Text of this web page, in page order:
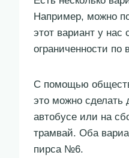
Например, можно
этот вариант у нас
ограниченности по
С помощью
это можно сделать
автобусе или на
трамвай. Оба
пирса №6.